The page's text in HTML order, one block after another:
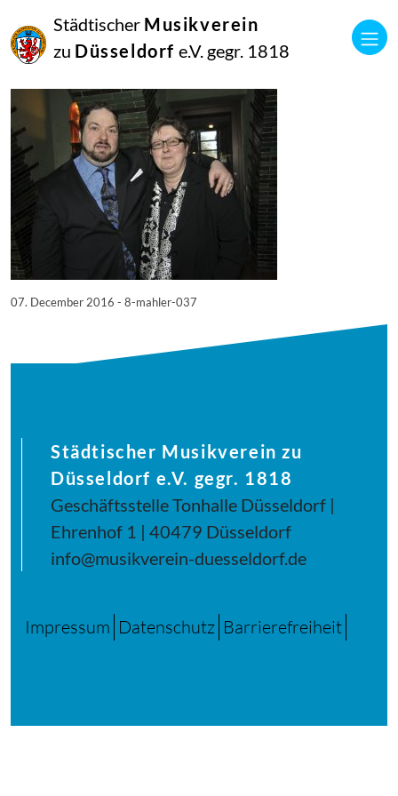
Städtischer Musikverein
zu Düsseldorf e.V. gegr. 1818
Dezember
2016
Manfred Hill
07. December 2016 - 8-mahler-037
Städtischer Musikverein zu
Düsseldorf e.V. gegr. 1818
Geschäftsstelle Tonhalle Düsseldorf |
Ehrenhof 1 | 40479 Düsseldorf
info@musikverein-duesseldorf.de
Impressum Datenschutz Barrierefreiheit